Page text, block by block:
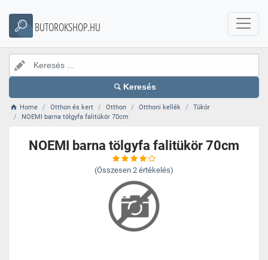
BUTOROKSHOP.HU
Keresés
Home Otthon és kert Otthon Otthoni kellék
Tükör
NOEMI barna tölgyfa falitükör 70cm
NOEMI barna tölgyfa falitükör 70cm
(Összesen 2 értékelés)